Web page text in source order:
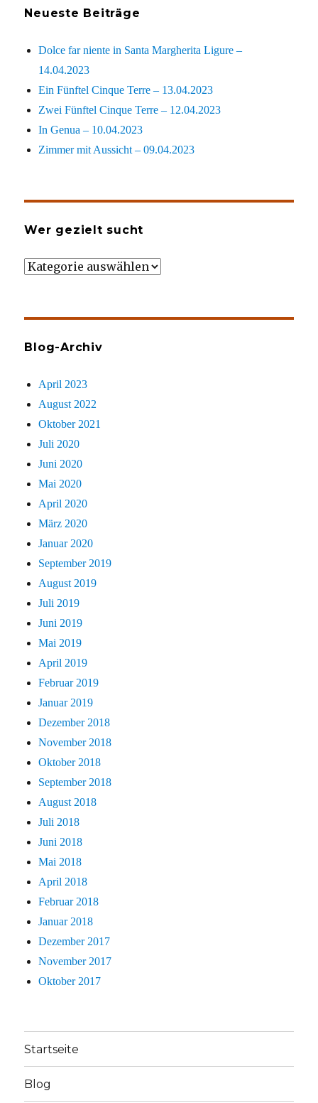
Neueste Beiträge
Dolce far niente in Santa Margherita Ligure –
14.04.2023
Ein Fünftel Cinque Terre – 13.04.2023
Zwei Fünftel Cinque Terre – 12.04.2023
In Genua – 10.04.2023
Zimmer mit Aussicht – 09.04.2023
Wer gezielt sucht
Wer
Blog-Archiv
April 2023
August 2022
Oktober 2021
Juli 2020
Juni 2020
Mai 2020
April 2020
März 2020
Januar 2020
September 2019
August 2019
Juli 2019
Juni 2019
Mai 2019
April 2019
Februar 2019
Januar 2019
Dezember 2018
November 2018
Oktober 2018
September 2018
August 2018
Juli 2018
Juni 2018
Mai 2018
April 2018
Februar 2018
Januar 2018
Dezember 2017
November 2017
Oktober 2017
Startseite
Blog